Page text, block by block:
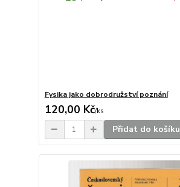
Fysika jako dobrodružství poznání
120,00 Kč/ks
Přidat do košíku